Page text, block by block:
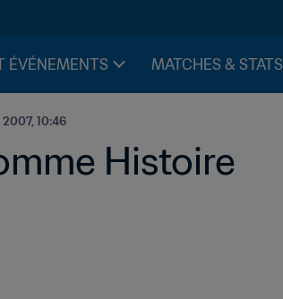
ÉVÉNEMENTS MATCHES & STATS
10:46
Histoire